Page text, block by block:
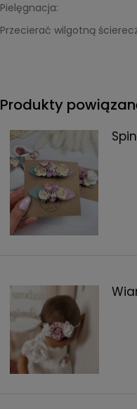
Pielęgnacja:
Przecierać wilgotną
Produkty